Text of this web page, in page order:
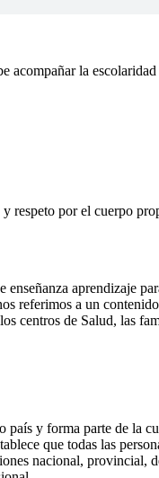
acompañar la
respeto por el cuerpo
aprendizaje
referimos a un
centros de Salud, las
y forma parte de la
que todas las
na­cio­nal,